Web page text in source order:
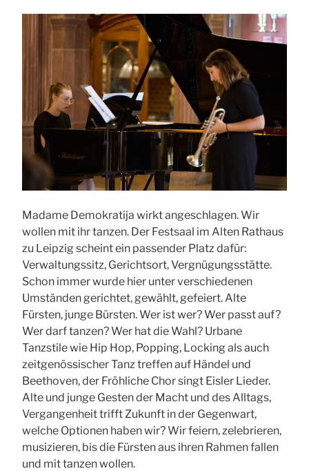
Madame Demokratija wirkt angeschlagen. Wir
wollen mit ihr tanzen. Der Festsaal im Alten Rathaus
zu Leipzig scheint ein passender Platz dafür:
Verwaltungssitz, Gerichtsort, Vergnügungsstätte.
Schon immer wurde hier unter verschiedenen
Umständen gerichtet, gewählt, gefeiert. Alte
Fürsten, junge Bürsten. Wer ist wer? Wer passt auf?
Wer darf tanzen? Wer hat die Wahl? Urbane
Tanzstile wie Hip Hop, Popping, Locking als auch
zeitgenössischer Tanz treffen auf Händel und
Beethoven, der Fröhliche Chor singt Eisler Lieder.
Alte und junge Gesten der Macht und des Alltags,
Vergangenheit trifft Zukunft in der Gegenwart,
welche Optionen haben wir? Wir feiern, zelebrieren,
musizieren, bis die Fürsten aus ihren Rahmen fallen
und mit tanzen wollen.